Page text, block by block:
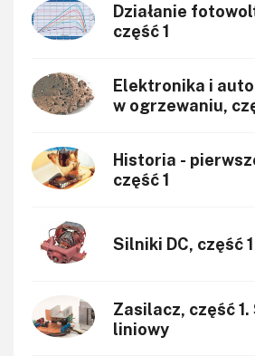
Wyświetlacze
Zasilanie
Działanie
część 1
Elektronika i
w ogrzewaniu,
Historia -
część 1
Silniki DC, część 1
Zasilacz, część
liniowy